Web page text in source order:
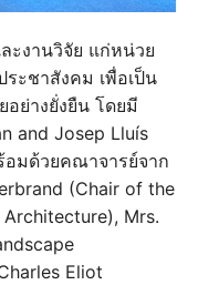
ะงานวิจัย แก่หน่วย
ะชาสังคม เพื่อเป็น
ย่างยั่งยืน โดยมี
and Josep Lluís
มด้วยคณาจารย์จาก
(Chair of the
Architecture), Mrs.
Eliot